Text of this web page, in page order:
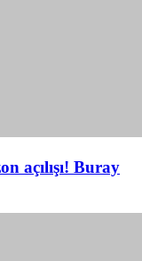
açılışı! Buray